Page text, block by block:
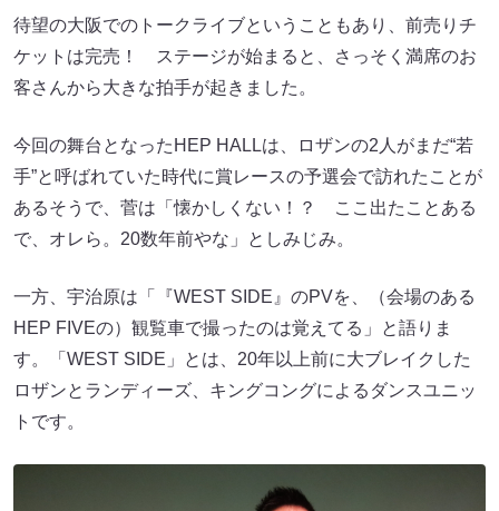
待望の大阪でのトークライブということもあり、前売りチ
ケットは完売！ ステージが始まると、さっそく満席のお
客さんから大きな拍手が起きました。
今回の舞台となったHEP HALLは、ロザンの2人がまだ“若
手”と呼ばれていた時代に賞レースの予選会で訪れたことが
あるそうで、菅は「懐かしくない！？ ここ出たことある
で、オレら。20数年前やな」としみじみ。
一方、宇治原は「『WEST SIDE』のPVを、（会場のある
HEP FIVEの）観覧車で撮ったのは覚えてる」と語りま
す。「WEST SIDE」とは、20年以上前に大ブレイクした
ロザンとランディーズ、キングコングによるダンスユニッ
トです。